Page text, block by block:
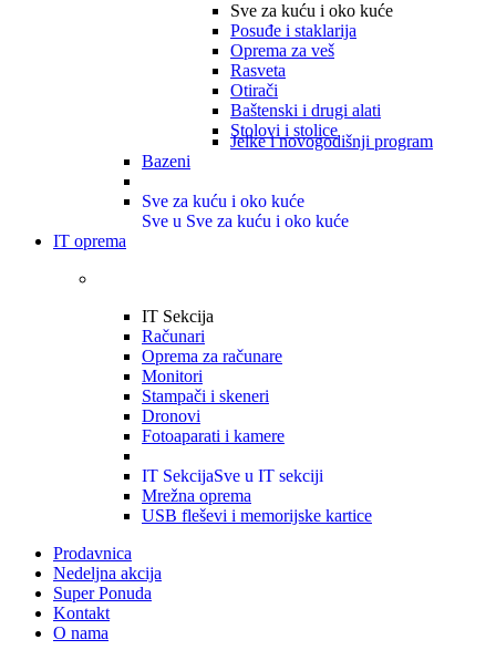
Sve za kuću i oko kuće
Posuđe i staklarija
Oprema za veš
Rasveta
Otirači
Baštenski i drugi alati
Stolovi i stolice
Jelke i novogodišnji program
Bazeni
Sve za kuću i oko kuće
Sve u Sve za kuću i oko kuće
IT oprema
IT Sekcija
Računari
Oprema za računare
Monitori
Stampači i skeneri
Dronovi
Fotoaparati i kamere
IT SekcijaSve u IT sekciji
Mrežna oprema
USB fleševi i memorijske kartice
Prodavnica
Nedeljna akcija
Super Ponuda
Kontakt
O nama